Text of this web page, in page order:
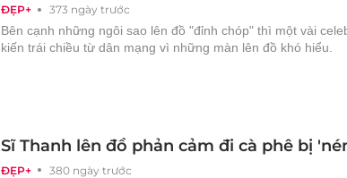
ĐẸP+ 373 ngày trước
Bên cạnh những ngôi sao lên đồ "đỉnh chóp" thì một vài
kiến trái chiều từ dân mạng vì những màn lên đồ khó hiểu.
ĐẸP+ 380 ngày trước
Sĩ Thanh lên đồ phản cảm đi cà phê bị